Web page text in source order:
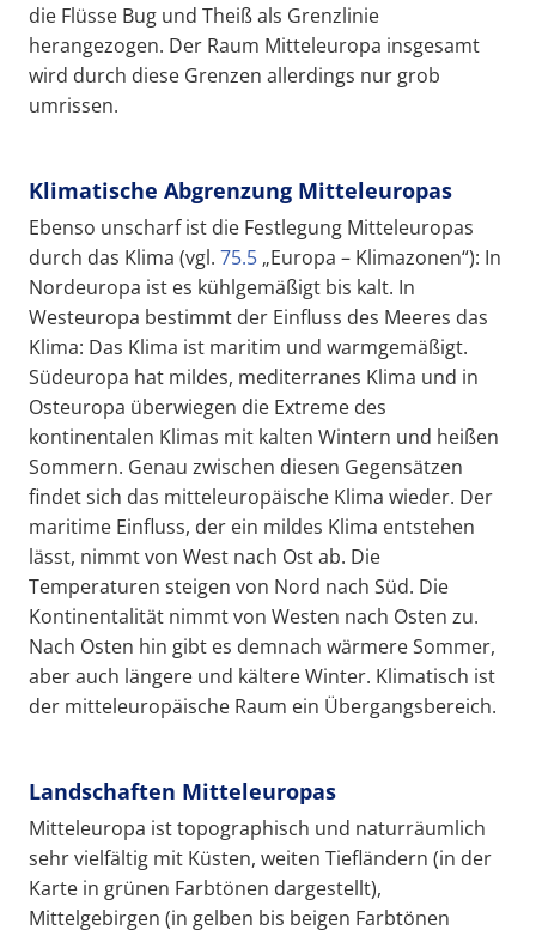
die Flüsse Bug und Theiß als Grenzlinie
herangezogen. Der Raum Mitteleuropa insgesamt
wird durch diese Grenzen allerdings nur grob
umrissen.
Klimatische Abgrenzung Mitteleuropas
Ebenso unscharf ist die Festlegung Mitteleuropas
durch das Klima (vgl. 75.5 „Europa – Klimazonen“): In
Nordeuropa ist es kühlgemäßigt bis kalt. In
Westeuropa bestimmt der Einfluss des Meeres das
Klima: Das Klima ist maritim und warmgemäßigt.
Südeuropa hat mildes, mediterranes Klima und in
Osteuropa überwiegen die Extreme des
kontinentalen Klimas mit kalten Wintern und heißen
Sommern. Genau zwischen diesen Gegensätzen
findet sich das mitteleuropäische Klima wieder. Der
maritime Einfluss, der ein mildes Klima entstehen
lässt, nimmt von West nach Ost ab. Die
Temperaturen steigen von Nord nach Süd. Die
Kontinentalität nimmt von Westen nach Osten zu.
Nach Osten hin gibt es demnach wärmere Sommer,
aber auch längere und kältere Winter. Klimatisch ist
der mitteleuropäische Raum ein Übergangsbereich.
Landschaften Mitteleuropas
Mitteleuropa ist topographisch und naturräumlich
sehr vielfältig mit Küsten, weiten Tiefländern (in der
Karte in grünen Farbtönen dargestellt),
Mittelgebirgen (in gelben bis beigen Farbtönen